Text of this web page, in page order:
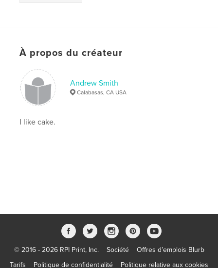
À propos du créateur
Andrew Smith
Calabasas, CA USA
I like cake.
© 2016 - 2026 RPI Print, Inc. Société
Offres d’emplois Blurb
Tarifs
Politique de confidentialité Politique relative aux cookies